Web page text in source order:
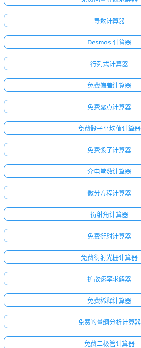
导数计算器
Desmos 计算器
行列式计算器
免费偏差计算器
免费露点计算器
免费骰子平均值计算器
免费骰子计算器
介电常数计算器
微分方程计算器
衍射角计算器
免费衍射计算器
免费衍射光栅计算器
扩散速率求解器
免费稀释计算器
免费的量纲分析计算器
免费二极管计算器